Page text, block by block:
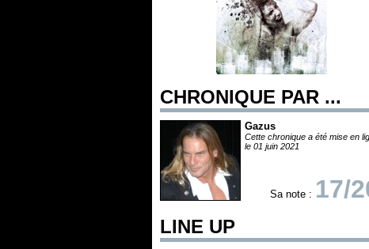
CHRONIQUE PAR ...
Gazus
Cette chronique a été mise en
le 01 juin 2021
Sa note : 17/
LINE UP